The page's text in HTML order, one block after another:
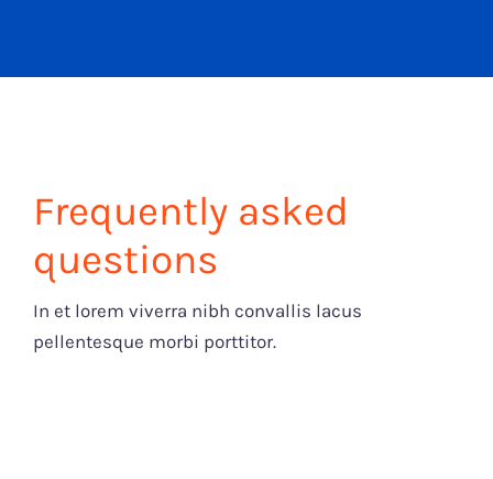
Frequently asked
questions
In et lorem viverra nibh convallis lacus
pellentesque morbi porttitor.